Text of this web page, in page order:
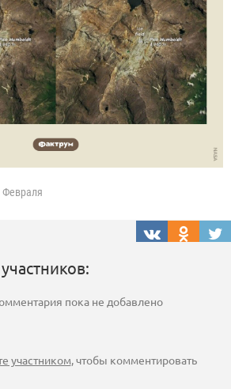
Февраля
пока не добавлено
участником, чтобы комментировать